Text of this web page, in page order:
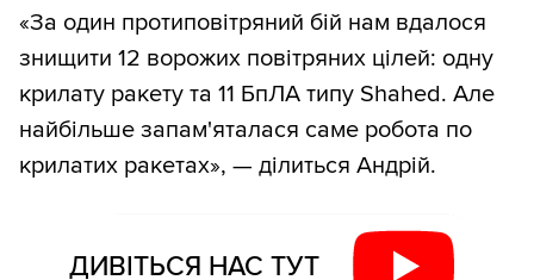
«За один протиповітряний бій нам вдалося
знищити 12 ворожих повітряних цілей: одну
крилату ракету та 11 БпЛА типу Shahed. Але
найбільше запам'яталася саме робота по
крилатих ракетах», — ділиться Андрій.
ДИВІТЬСЯ НАС ТУТ